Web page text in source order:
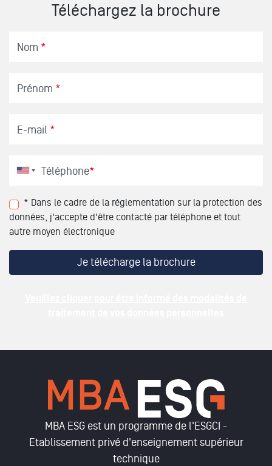
Téléchargez la brochure
Nom *
Prénom *
E-mail *
Téléphone*
* Dans le cadre de la réglementation sur la protection des
données, j'accepte d'être contacté par téléphone et tout
autre moyen électronique
MBA ESG est un programme de l'ESGCI -
Etablissement privé d'enseignement supérieur
technique